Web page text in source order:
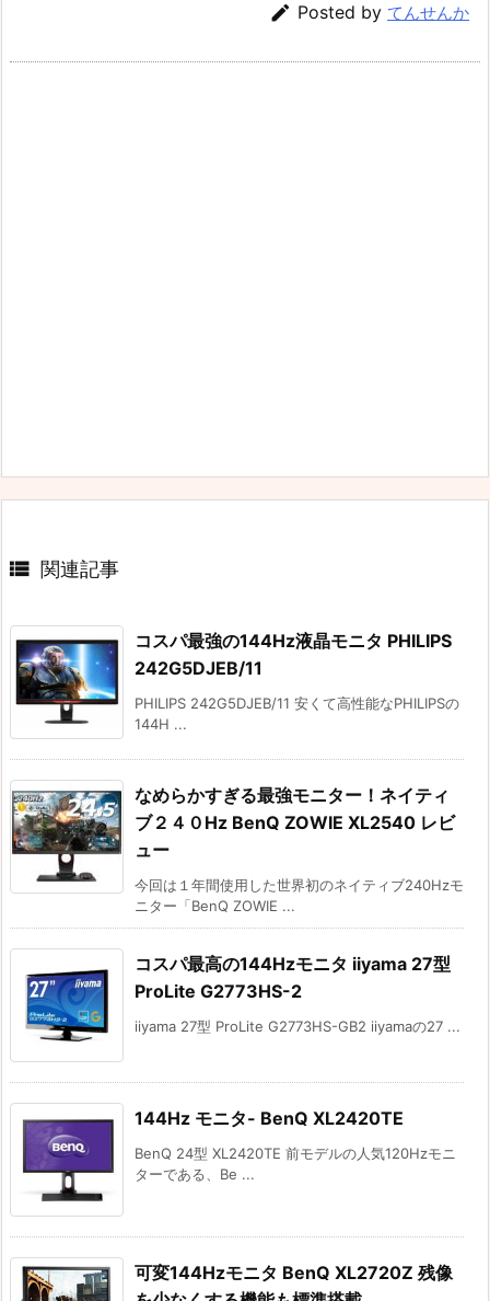
 Posted by てんせんか
 関連記事
コスパ最強の144Hz液晶モニタ PHILIPS
242G5DJEB/11
PHILIPS 242G5DJEB/11 安くて高性能なPHILIPSの
144H ...
なめらかすぎる最強モニター！ネイティ
ブ２４０Hz BenQ ZOWIE XL2540 レビ
ュー
今回は１年間使用した世界初のネイティブ240Hzモ
ニター「BenQ ZOWIE ...
コスパ最高の144Hzモニタ iiyama 27型
ProLite G2773HS-2
iiyama 27型 ProLite G2773HS-GB2 iiyamaの27 ...
144Hz モニタ- BenQ XL2420TE
BenQ 24型 XL2420TE 前モデルの人気120Hzモニ
ターである、Be ...
可変144Hzモニタ BenQ XL2720Z 残像